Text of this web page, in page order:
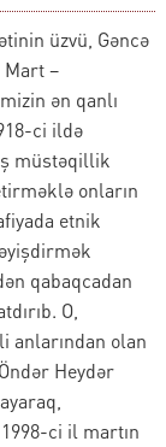
üzvü, Gəncə
–
ən qanlı
ci ildə
müstəqillik
onların
etnik
qabaqcadan
O,
anlarından olan
Heydər
ci il martın